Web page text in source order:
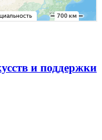
и поддержки